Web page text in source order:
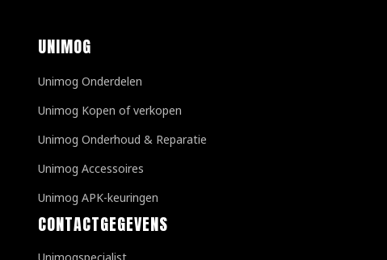
UNIMOG
Unimog Onderdelen
Unimog Kopen of verkopen
Unimog Onderhoud & Reparatie
Unimog Accessoires
Unimog APK-keuringen
CONTACTGEGEVENS